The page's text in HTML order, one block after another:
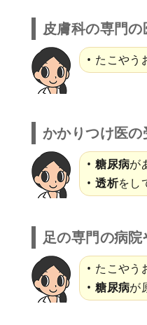
皮膚科の専門
たこやう
かかりつけ医
糖尿病が
透析をし
足の専門の病
たこやう
糖尿病が